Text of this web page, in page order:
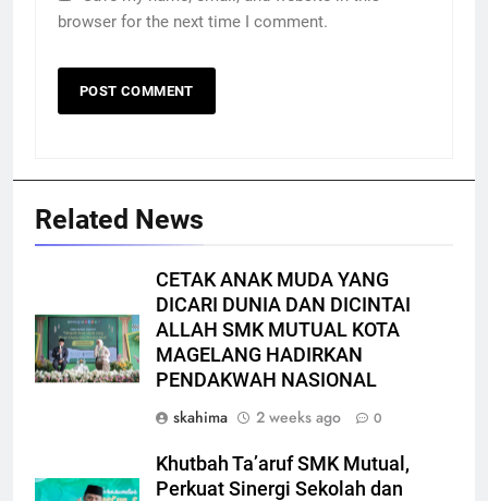
browser for the next time I comment.
Related News
CETAK ANAK MUDA YANG
DICARI DUNIA DAN DICINTAI
ALLAH SMK MUTUAL KOTA
MAGELANG HADIRKAN
PENDAKWAH NASIONAL
skahima
2 weeks ago 0
Khutbah Ta’aruf SMK Mutual,
Perkuat Sinergi Sekolah dan